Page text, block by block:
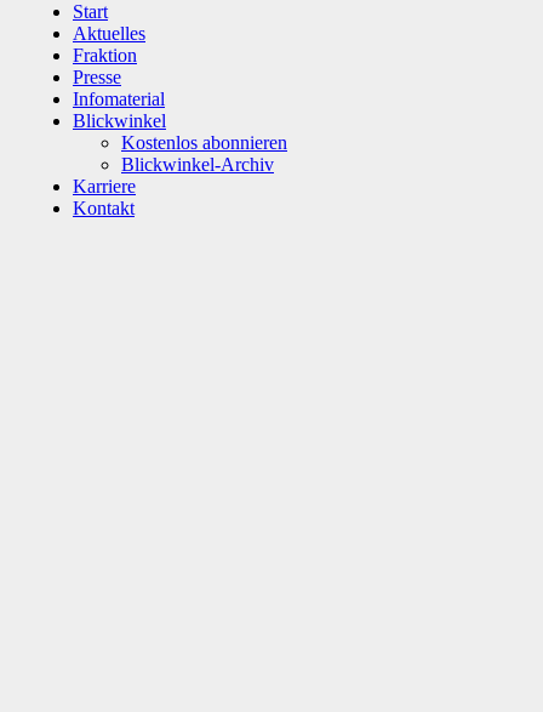
Start
Aktuelles
Fraktion
Presse
Infomaterial
Blickwinkel
Kostenlos abonnieren
Blickwinkel-Archiv
Karriere
Kontakt